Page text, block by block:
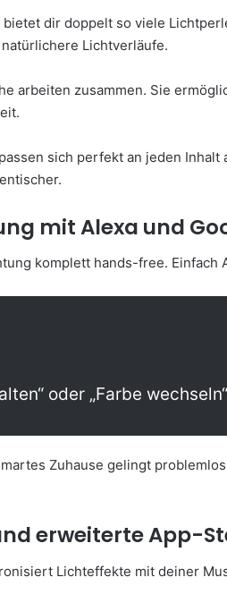
bietet dir doppelt so viele
Lichtverläufe.
arbeiten zusammen. Sie
sich perfekt an jeden
mit Alexa und
komplett hands-free. Einfach
oder „Farbe
Zuhause gelingt
erweiterte App-
Lichteffekte mit deiner